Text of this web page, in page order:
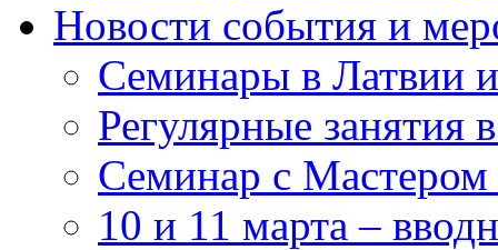
Новости события и
Семинары в Латвии
Регулярные занятия
Семинар с Мастером
10 и 11 марта –